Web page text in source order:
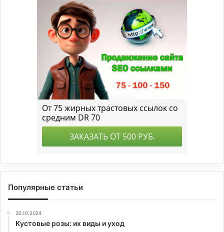
Популярные статьи
30.10.2024
Кустовые розы: их виды и уход